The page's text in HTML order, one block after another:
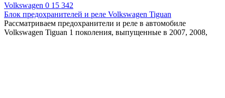
Volkswagen 0 15 342
Блок предохранителей и реле Volkswagen Tiguan
Рассматриваем предохранители и реле в автомобиле
Volkswagen Tiguan 1 поколения, выпущенные в 2007, 2008,